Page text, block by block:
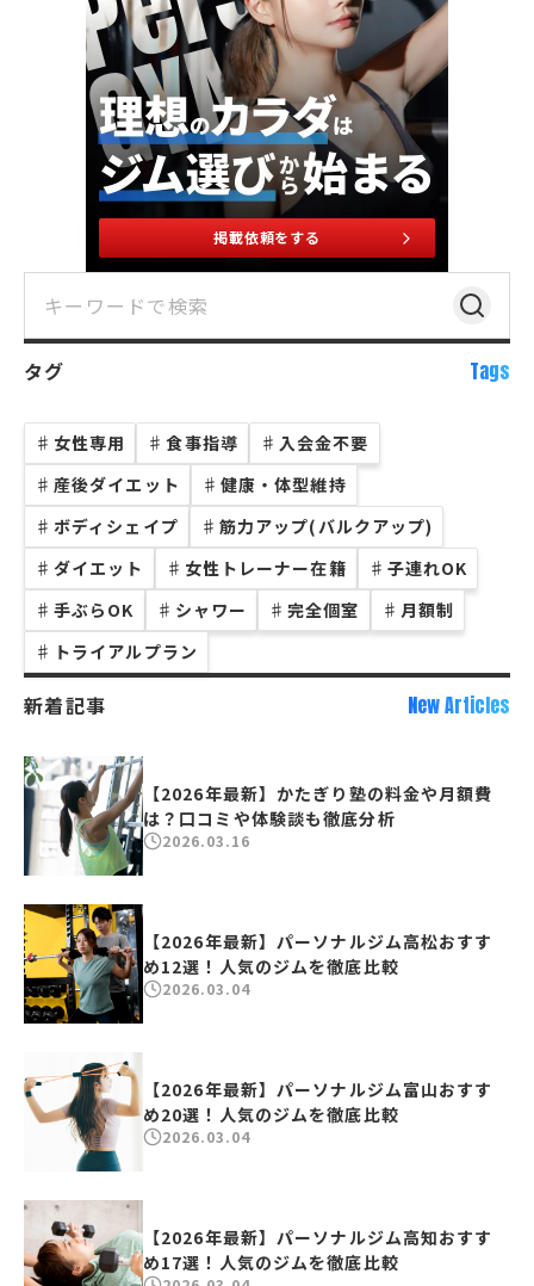
掲載依頼をする
タグ Tags
♯ 女性専用 ♯ 食事指導 ♯ 入会金不要
♯ 産後ダイエット ♯ 健康・体型維持
♯ ボディシェイプ ♯ 筋力アップ(バルクアップ)
♯ ダイエット ♯ 女性トレーナー在籍 ♯ 子連れOK
♯ 手ぶらOK ♯ シャワー ♯ 完全個室 ♯ 月額制
♯ トライアルプラン
新着記事 New Articles
【2026年最新】かたぎり塾の料金や月額費
は？口コミや体験談も徹底分析
2026.03.16
【2026年最新】パーソナルジム高松おすす
め12選！人気のジムを徹底比較
2026.03.04
【2026年最新】パーソナルジム富山おすす
め20選！人気のジムを徹底比較
2026.03.04
【2026年最新】パーソナルジム高知おすす
め17選！人気のジムを徹底比較